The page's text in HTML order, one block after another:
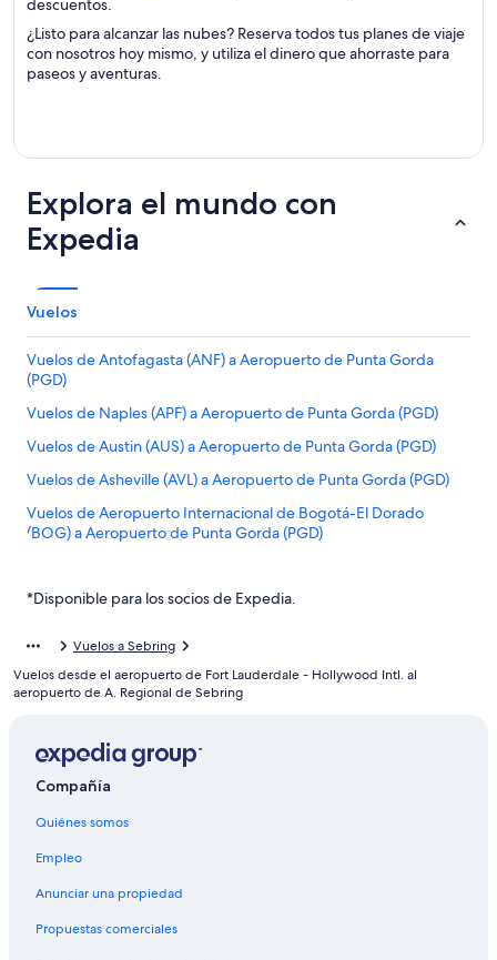
descuentos.
¿Listo para alcanzar las nubes? Reserva todos tus planes de viaje
con nosotros hoy mismo, y utiliza el dinero que ahorraste para
paseos y aventuras.
Explora el mundo con
Expedia
Vuelos
Vuelos de Antofagasta (ANF) a Aeropuerto de Punta Gorda
(PGD)
Vuelos de Naples (APF) a Aeropuerto de Punta Gorda (PGD)
Vuelos de Austin (AUS) a Aeropuerto de Punta Gorda (PGD)
Vuelos de Asheville (AVL) a Aeropuerto de Punta Gorda (PGD)
Vuelos de Aeropuerto Internacional de Bogotá-El Dorado
(BOG) a Aeropuerto de Punta Gorda (PGD)
Vuelos de Barrow (BRW) a Aeropuerto de Punta Gorda (PGD)
Vuelos de Buffalo (BUF) a Aeropuerto de Punta Gorda (PGD)
Vuelos de Akron (CAK) a Aeropuerto de Punta Gorda (PGD)
Vuelos de Columbus (CMH) a Aeropuerto de Punta Gorda (PGD)
Vuelos de Corpus Christi (CRP) a Aeropuerto de Punta Gorda
(PGD)
Vuelos de Cañas (CSC) a Aeropuerto de Punta Gorda (PGD)
Vuelos de Colonia del Sacramento (CYR) a Aeropuerto de Punta
Vuelos de Denver (DEN) a Aeropuerto de Punta Gorda (PGD)
*Disponible para los socios de Expedia.
Vuelos a Sebring
Vuelos desde el aeropuerto de Fort Lauderdale - Hollywood Intl. al
aeropuerto de A. Regional de Sebring
Compañía
Quiénes somos
Empleo
Anunciar una propiedad
Propuestas comerciales